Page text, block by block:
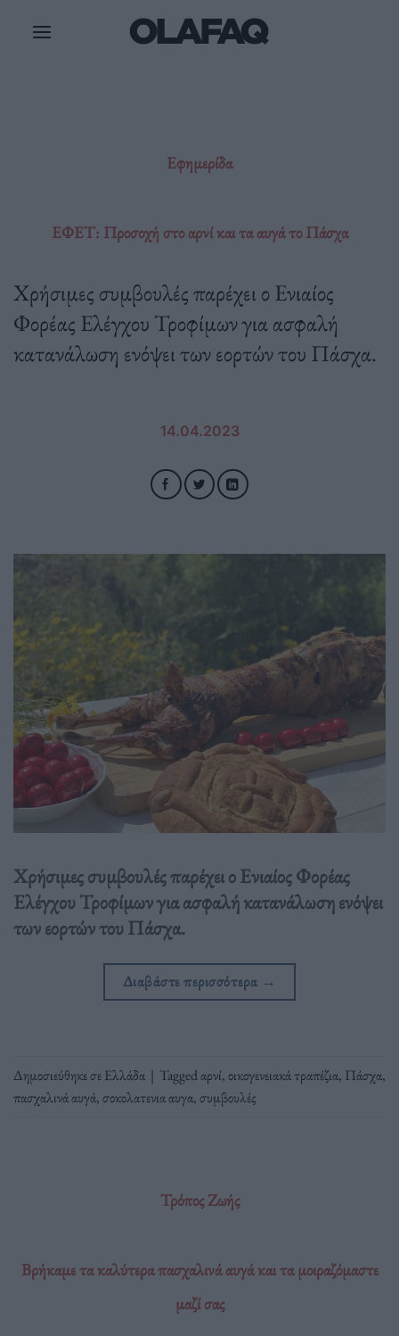
Εφημερίδα
ΕΦΕΤ: Προσοχή στο αρνί και τα αυγά το Πάσχα
Χρήσιμες συμβουλές παρέχει ο Ενιαίος
Φορέας Ελέγχου Τροφίμων για ασφαλή
κατανάλωση ενόψει των εορτών του Πάσχα.
14.04.2023
Χρήσιμες συμβουλές παρέχει ο Ενιαίος Φορέας
Ελέγχου Τροφίμων για ασφαλή κατανάλωση ενόψει
των εορτών του Πάσχα.
Διαβάστε περισσότερα →
Δημοσιεύθηκε σεΕλλάδα | Taggedαρνί,οικογενειακά τραπέζια, Πάσχα,
πασχαλινά αυγά,σοκολατενια αυγα,συμβουλές
Τρόπος Ζωής
Βρήκαμε τα καλύτερα πασχαλινά αυγά και τα μοιραζόμαστε
μαζί σας